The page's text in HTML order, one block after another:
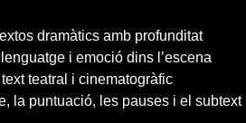
dramàtics amb profunditat
i emoció dins l’escena
teatral i cinematogràfic
la puntuació, les pauses i el subtext